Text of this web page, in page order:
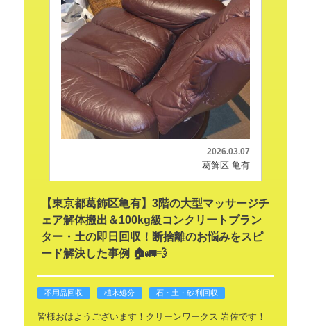
2026.03.07
葛飾区 亀有
【東京都葛飾区亀有】3階の大型マッサージチ
ェア解体搬出＆100kg級コンクリートプラン
ター・土の即日回収！断捨離のお悩みをスピ
ード解決した事例 🏠🚛💨
不用品回収 植木処分 石・土・砂利回収
皆様おはようございます！クリーンワークス 岩佐です！